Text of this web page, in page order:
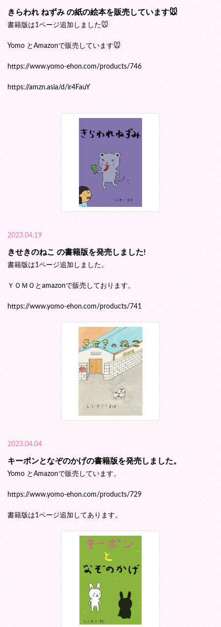
きらわれ ねずみ の紙の絵本を販売しています🐭
書籍版は1ページ追加しました🐭
Yomo とAmazonで販売しています🐭
https://www.yomo-ehon.com/products/746
https://amzn.asia/d/ir4FauY
2023.04.19
きせきのねこ の書籍版を発売しました!
書籍版は1ページ追加しました。
ＹＯＭＯとamazonで販売しております。
https://www.yomo-ehon.com/products/741
2023.04.04
キーポンとなぞのかげの書籍版を発売しました。
Yomo とAmazonで販売しています。
https://www.yomo-ehon.com/products/729
書籍版は1ページ追加してあります。